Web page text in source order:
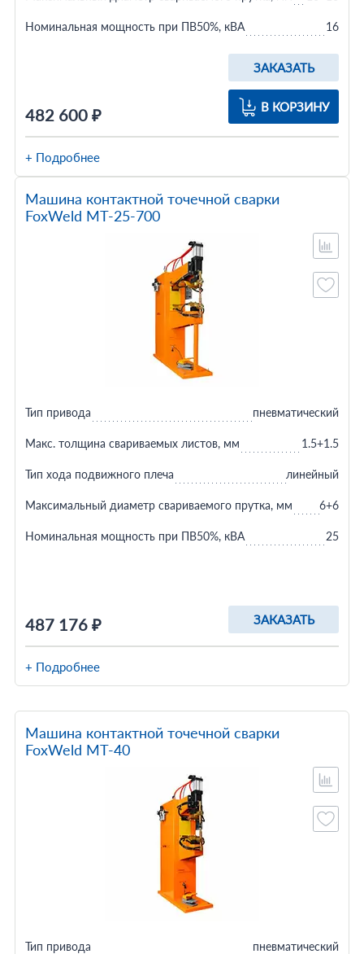
482 600 ₽
ЗАКАЗАТЬ
В КОРЗИНУ
Номинальная мощность при ПВ50%, кВА 16
+ Подробнее
Машина контактной точечной сварки
FoxWeld МТ-25-700
487 176 ₽ ЗАКАЗАТЬ
Тип привода пневматический
Макс. толщина свариваемых листов, мм 1.5+1.5
Тип хода подвижного плеча линейный
Максимальный диаметр свариваемого прутка, мм 6+6
Номинальная мощность при ПВ50%, кВА 25
+ Подробнее
Машина контактной точечной сварки
FoxWeld МТ-40
Тип привода пневматический